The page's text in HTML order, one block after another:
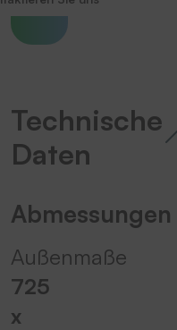
Technische
Daten
Abmessungen
Außenmaße
725
x